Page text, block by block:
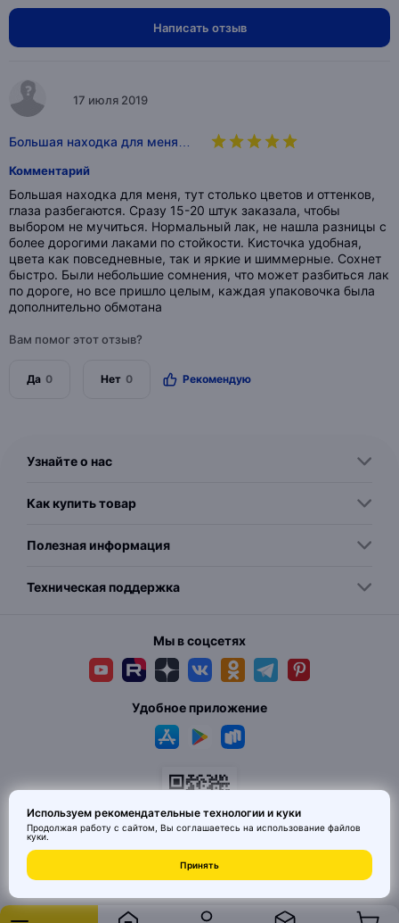
Написать отзыв
17 июля 2019
Большая находка для меня…
Комментарий
Большая находка для меня, тут столько цветов и оттенков,
глаза разбегаются. Сразу 15-20 штук заказала, чтобы
выбором не мучиться. Нормальный лак, не нашла разницы с
более дорогими лаками по стойкости. Кисточка удобная,
цвета как повседневные, так и яркие и шиммерные. Сохнет
быстро. Были небольшие сомнения, что может разбиться лак
по дороге, но все пришло целым, каждая упаковочка была
дополнительно обмотана
Вам помог этот отзыв?
Да 0 Нет 0 Рекомендую
Узнайте о нас
Как купить товар
Полезная информация
Техническая поддержка
Мы в соцсетях
© 2026 MAI HE MAI. Маркетплейс дизайнерских товаров со всего
Китая по ценам заводов. Все права защищены.
Удобное приложение
Используем рекомендательные технологии и куки
Продолжая работу с сайтом, Вы соглашаетесь на использование файлов
куки.
Принять